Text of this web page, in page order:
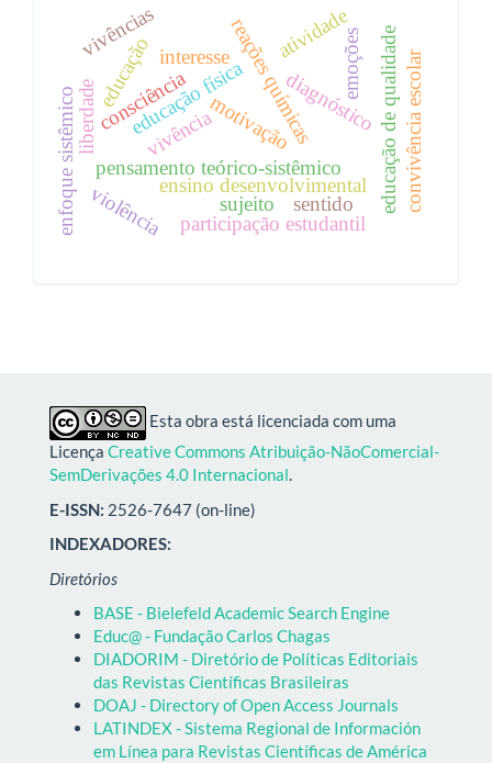
pensamento teórico-sistêmico
enfoque sistêmico diagnóstico
reações químicas
educação física
ensino desenvolvimental
sujeito
motivação
interesse
sentido
emoções
atividade
consciência
liberdade
educação educação de qualidade
vivências
convivência escolar
participação estudantil
vivência
violência
Esta obra está licenciada com uma
Licença Creative Commons Atribuição-NãoComercial-
SemDerivações 4.0 Internacional.
E-ISSN: 2526-7647 (on-line)
INDEXADORES:
Diretórios
BASE - Bielefeld Academic Search Engine
Educ@ - Fundação Carlos Chagas
DIADORIM - Diretório de Políticas Editoriais
das Revistas Científicas Brasileiras
DOAJ - Directory of Open Access Journals
LATINDEX - Sistema Regional de Información
em Línea para Revistas Científicas de América